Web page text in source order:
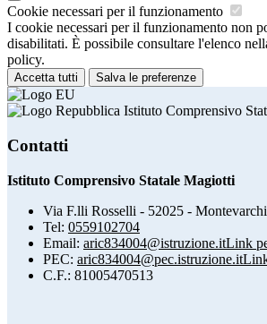
Cookie necessari per il funzionamento
I cookie necessari per il funzionamento non
disabilitati. È possibile consultare l'elenco
policy.
Accetta tutti Salva le preferenze
Istituto Comprensivo
Contatti
Istituto Comprensivo Statale Magiotti
Via F.lli Rosselli - 52025 -
Tel: 0559102704
Email: aric834004@istruzione.itLink
PEC: aric834004@pec.istruzione.it
C.F.: 81005470513